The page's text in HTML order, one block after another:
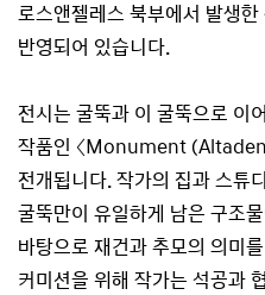
로스앤젤레스 북부에서 발생
반영되어 있습니다.
전시는 굴뚝과 이 굴뚝으로 이
작품인 〈Monument
전개됩니다. 작가의 집과 스튜
굴뚝만이 유일하게 남은 구조
바탕으로 재건과 추모의 의미
커미션을 위해 작가는 석공과